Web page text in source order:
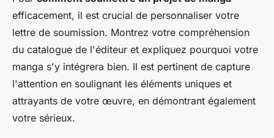
efficacement, il est crucial de personnaliser votre
lettre de soumission. Montrez votre compréhension
du catalogue de l'éditeur et expliquez pourquoi votre
manga s'y intégrera bien. Il est pertinent de capture
l'attention en soulignant les éléments uniques et
attrayants de votre œuvre, en démontrant également
votre sérieux.